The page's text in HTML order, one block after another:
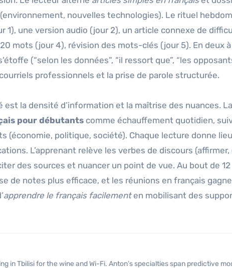
nouvelles technologies). Le rituel
une version audio (jour 2), un article connexe de
mots (jour 4), révision des mots-clés (jour 5). En deux
(“selon les données”, “il ressort que”, “les
professionnels et la prise de parole structurée.
est la densité d’information et la maîtrise des nuances. La
pour débutants comme échauffement quotidien,
(économie, politique, société). Chaque lecture donne
L’apprenant relève les verbes de discours (affirmer,
des sources et nuancer un point de vue. Au bout de 12
de notes plus efficace, et les réunions en français
apprendre le français facilementen mobilisant des